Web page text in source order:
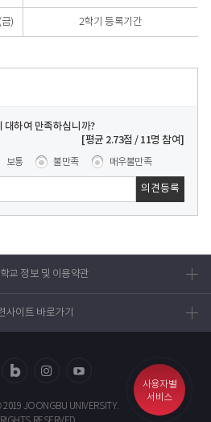
사용자별
서비스
) 2학기 등록기간
대하여 만족하십니까?
[평균 2.73점 / 11명 참여]
보통 불만족 매우불만족
사이트 바로가기
그
타그
브
교 정보 및 이용약관
JOONGBU UNIVERSITY.